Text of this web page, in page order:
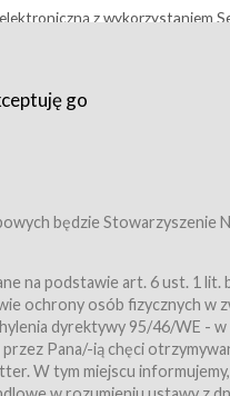
z wykorzystaniem
z Usługodawcą i
z Usługodawcą i
tj. uprawniające do
w Serwisie;
go
będzie Stowarzyszenie
na podstawie art. 6 ust. 1
ochrony osób fizycznych
dyrektywy 95/46/WE - w
Pana/-ią chęci
W tym miejscu